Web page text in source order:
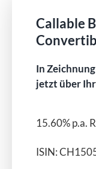
Callable
In
jetzt über
15.60% p.a.
ISIN: